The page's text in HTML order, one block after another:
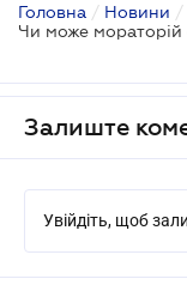
Головна / Новини /
Залиште
Увійдіть, щоб